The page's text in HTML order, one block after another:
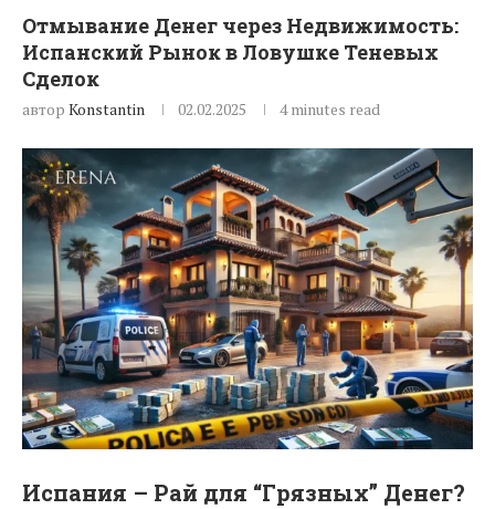
Отмывание Денег через Недвижимость:
Испанский Рынок в Ловушке Теневых
Сделок
автор Konstantin 02.02.2025 4 minutes read
Испания – Рай для “Грязных” Денег?